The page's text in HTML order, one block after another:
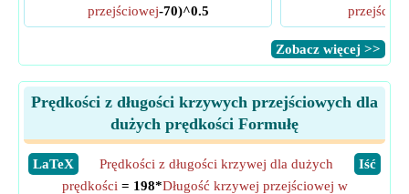
przejściowej-70)^0.5
​Zobacz więcej >>
Prędkości z długości krzywych przejściowych dla
dużych prędkości Formułę
​LaTeX ​Iść
Prędkości z długości krzywej dla dużych
prędkości = 198*Długość krzywej przejściowej w